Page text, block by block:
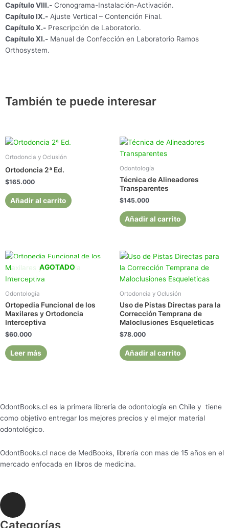
Capítulo VIII.- Cronograma-Instalación-Activación.
Capítulo IX.- Ajuste Vertical – Contención Final.
Capítulo X.- Prescripción de Laboratorio.
Capítulo XI.- Manual de Confección en Laboratorio Ramos
Orthosystem.
También te puede interesar
Ortodoncia y Oclusión
Ortodoncia 2ª Ed.
$165.000
Añadir al carrito
Odontología
Técnica de Alineadores
Transparentes
$145.000
Añadir al carrito
AGOTADO
Odontología
Ortopedia Funcional de los
Maxilares y Ortodoncia
Interceptiva
$60.000
Leer más
Ortodoncia y Oclusión
Uso de Pistas Directas para la
Corrección Temprana de
Maloclusiones Esqueleticas
$78.000
Añadir al carrito
OdontBooks.cl es la primera librería de odontología en Chile y tiene
como objetivo entregar los mejores precios y el mejor material
odontológico.
OdontBooks.cl nace de MedBooks, librería con mas de 15 años en el
mercado enfocada en libros de medicina.
I
s
Categorías